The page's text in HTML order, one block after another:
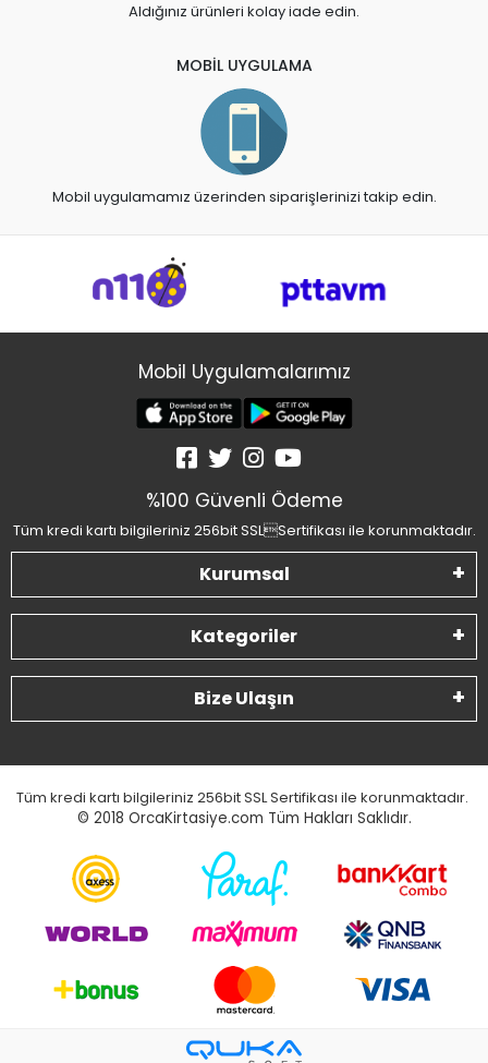
Aldığınız ürünleri kolay iade edin.
MOBİL UYGULAMA
Mobil uygulamamız üzerinden siparişlerinizi takip edin.
Mobil Uygulamalarımız
%100 Güvenli Ödeme
Tüm kredi kartı bilgileriniz 256bit SSLSertifikası ile korunmaktadır.
Kurumsal
Kategoriler
Bize Ulaşın
Tüm kredi kartı bilgileriniz 256bit SSL Sertifikası ile korunmaktadır.
© 2018 OrcaKirtasiye.com Tüm Hakları Saklıdır.